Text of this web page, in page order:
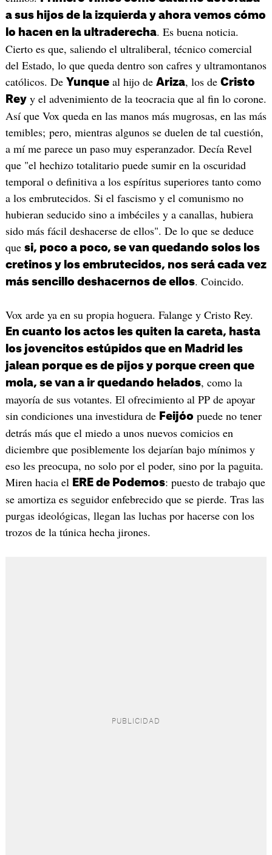
a sus hijos de la izquierda y ahora vemos cómo
lo hacen en la ultraderecha. Es buena noticia.
Cierto es que, saliendo el ultraliberal, técnico comercial
del Estado, lo que queda dentro son cafres y ultramontanos
católicos. De Yunqueal hijo de Ariza, los de Cristo
Reyy el advenimiento de la teocracia que al fin lo corone.
Así que Vox queda en las manos más mugrosas, en las más
temibles; pero, mientras algunos se duelen de tal cuestión,
a mí me parece un paso muy esperanzador. Decía Revel
que "el hechizo totalitario puede sumir en la oscuridad
temporal o definitiva a los espíritus superiores tanto como
a los embrutecidos. Si el fascismo y el comunismo no
hubieran seducido sino a imbéciles y a canallas, hubiera
sido más fácil deshacerse de ellos". De lo que se deduce
que si, poco a poco, se van quedando solos los
cretinos y los embrutecidos, nos será cada vez
más sencillo deshacernos de ellos. Coincido.
Vox arde ya en su propia hoguera. Falange y Cristo Rey.
En cuanto los actos les quiten la careta, hasta
los jovencitos estúpidos que en Madrid les
jalean porque es de pijos y porque creen que
mola, se van a ir quedando helados, como la
mayoría de sus votantes. El ofrecimiento al PP de apoyar
sin condiciones una investidura de Feijóo puede no tener
detrás más que el miedo a unos nuevos comicios en
diciembre que posiblemente los dejarían bajo mínimos y
eso les preocupa, no solo por el poder, sino por la paguita.
Miren hacia el ERE de Podemos: puesto de trabajo que
se amortiza es seguidor enfebrecido que se pierde. Tras las
purgas ideológicas, llegan las luchas por hacerse con los
trozos de la túnica hecha jirones.